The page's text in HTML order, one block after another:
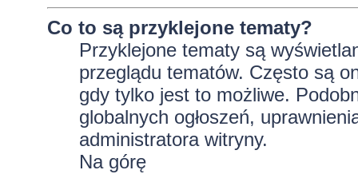
Co to są przyklejone tematy?
Przyklejone tematy są
przeglądu tematów. Często są
gdy tylko jest to możliwe.
globalnych ogłoszeń,
administratora witryny.
Na górę